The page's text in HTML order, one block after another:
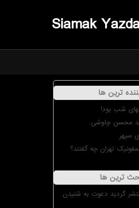
Siamak
ترین ها
شب بود!
محسن چاوشی
سپهر
تهران چه گفتند؟
ترین ها
گردید دعوت به شنیدن